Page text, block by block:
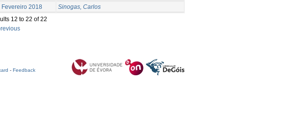
2018
Sinogas, Carlos
12 to 22 of 22
- Feedback